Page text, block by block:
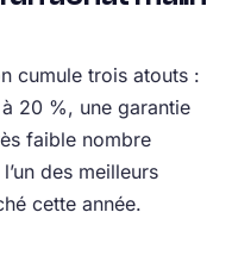
cumule trois atouts :
20 %, une garantie
faible nombre
des meilleurs
cette année.